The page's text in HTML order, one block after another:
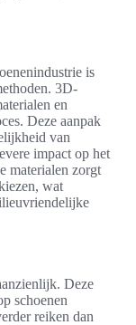
is
3D-
en
Deze aanpak
van
impact op het
materialen zorgt
wat
Deze
schoenen
reiken dan